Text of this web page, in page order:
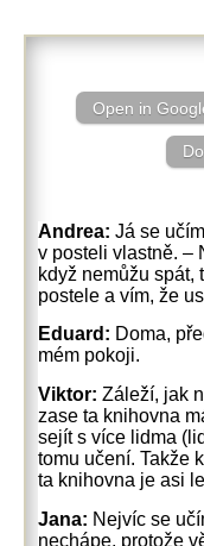
Open in
Andrea:Já se
v posteli vlastně. –
když nemůžu spát,
postele a vím, že
Eduard: Doma,
mém pokoji.
Viktor:Záleží, jak
zase ta knihovna
sejít s více lidma
tomu učení. Takže
ta knihovna je asi
Jana: Nejvíc se
nechápe, protože